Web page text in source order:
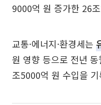
9000억 원 증가한 26
교통·에너지·환경세는
원 영향 등으로 전년
조5000억 원 수입을